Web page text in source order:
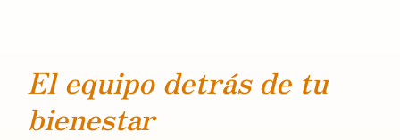
El equipo detrás de tu
bienestar